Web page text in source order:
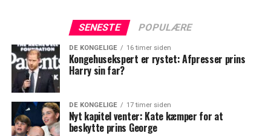
SENESTE POPULÆRE
DE KONGELIGE 16 timer siden
Kongehusekspert er rystet: Afpresser prins
Harry sin far?
DE KONGELIGE 17 timer siden
Nyt kapitel venter: Kate kæmper for at
beskytte prins George